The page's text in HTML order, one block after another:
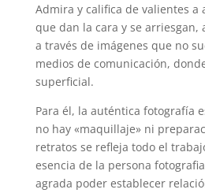
Admira y califica de valientes a
que dan la cara y se
a través de imágenes que no
medios de comunicación,
superficial.
Para él, la auténtica fotografía
no hay «maquillaje» ni
retratos se refleja todo el
esencia de la persona
agrada poder establecer